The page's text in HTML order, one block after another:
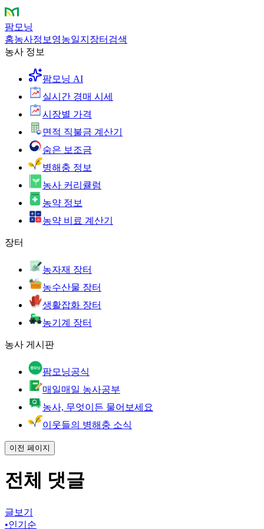
팜모닝
홈농사정보 영농일지 장터 검색
농사 정보
팜모닝 AI
실시간 경매 시세
시장별 가격
면적 직불금 계산기
숨은 보조금
병해충 정보
농사 커리큘럼
농약 정보
농약 비료 계산기
장터
농자재 장터
농수산물 장터
생활잡화 장터
농기계 장터
농사 게시판
팜모닝공식
매일매일 농사공부
농사, 무엇이든 물어보세요
이웃들의 병해충 소식
이전 페이지
전체 댓글
글보기
•인기순